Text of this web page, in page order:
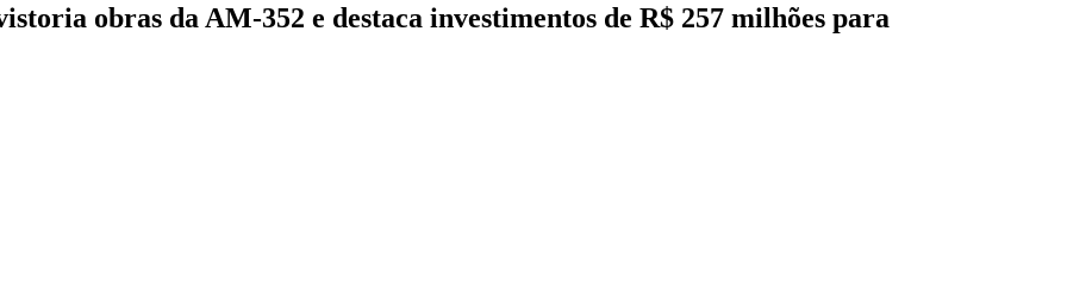
obras da AM-352 e destaca investimentos de R$ 257 milhões para